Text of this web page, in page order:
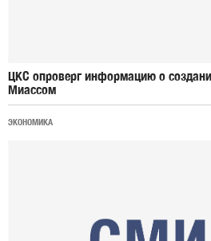
ЦКС опроверг информацию о
Миассом
ЭКОНОМИКА